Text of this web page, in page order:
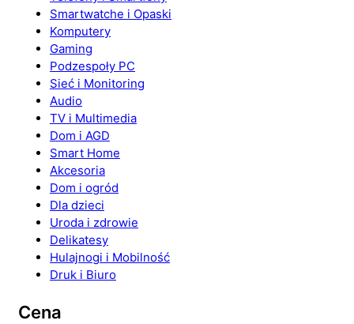
Smartwatche i Opaski
Komputery
Gaming
Podzespoły PC
Sieć i Monitoring
Audio
TV i Multimedia
Dom i AGD
Smart Home
Akcesoria
Dom i ogród
Dla dzieci
Uroda i zdrowie
Delikatesy
Hulajnogi i Mobilność
Druk i Biuro
Cena